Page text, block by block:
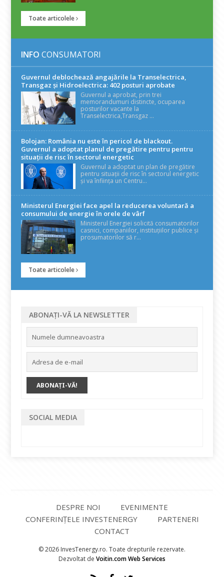
Toate articolele
INFO CONSUMATORI
Guvernul deblochează angajările la Transelectrica,
Transgaz și Hidroelectrica: 402 posturi aprobate
Guvernul a aprobat, prin trei
memorandumuri distincte, ocuparea
posturilor vacante la
Transelectrica,Transgaz ...
Bolojan: România nu este în pericol de blackout.
Guvernul a adoptat planul de pregătire pentru pentru
situații de risc în sectorul energetic
Guvernul a adoptat un plan de pregătire
pentru situații de risc în sectorul energetic
și va înființa un Centru...
Ministerul Energiei face apel la reducerea voluntară a
consumului de energie în orele de vârf
Ministerul Energiei solicită consumatorilor
casnici, companiilor, instituțiilor publice și
prosumatorilor să r...
Toate articolele
ABONAȚI-VĂ LA NEWSLETTER
SOCIAL MEDIA
DESPRE NOI
EVENIMENTE
CONFERINȚELE INVESTENERGY
PARTENERI
CONTACT
© 2026 InvesTenergy.ro. Toate drepturile rezervate.
Dezvoltat de Voitin.com Web Services